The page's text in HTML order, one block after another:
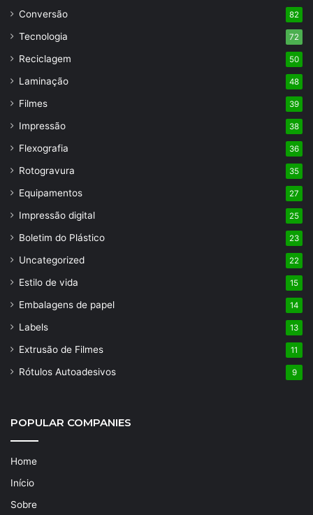
Conversão 82
Tecnologia 72
Reciclagem 50
Laminação 48
Filmes 39
Impressão 38
Flexografia 36
Rotogravura 35
Equipamentos 27
Impressão digital 25
Boletim do Plástico 23
Uncategorized 22
Estilo de vida 15
Embalagens de papel 14
Labels 13
Extrusão de Filmes 11
Rótulos Autoadesivos 9
POPULAR COMPANIES
Home
Início
Sobre